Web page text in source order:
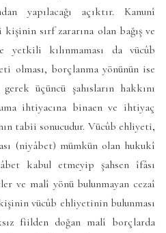
yapılacağı açıktır. Kanunî
sırf zararına olan bağış ve
kılınmaması da vücûb
olması, borçlanma yönünün ise
üçüncü şahısların hakkını
ihtiyacına binaen ve ihtiyaç
tabii sonucudur. Vücûb ehliyeti,
(niyâbet) mümkün olan hukukî
kabul etmeyip şahsen îfâsı
ve malî yönü bulunmayan cezaî
vücûb ehliyetinin bulunması
fiilden doğan malî borçlarda